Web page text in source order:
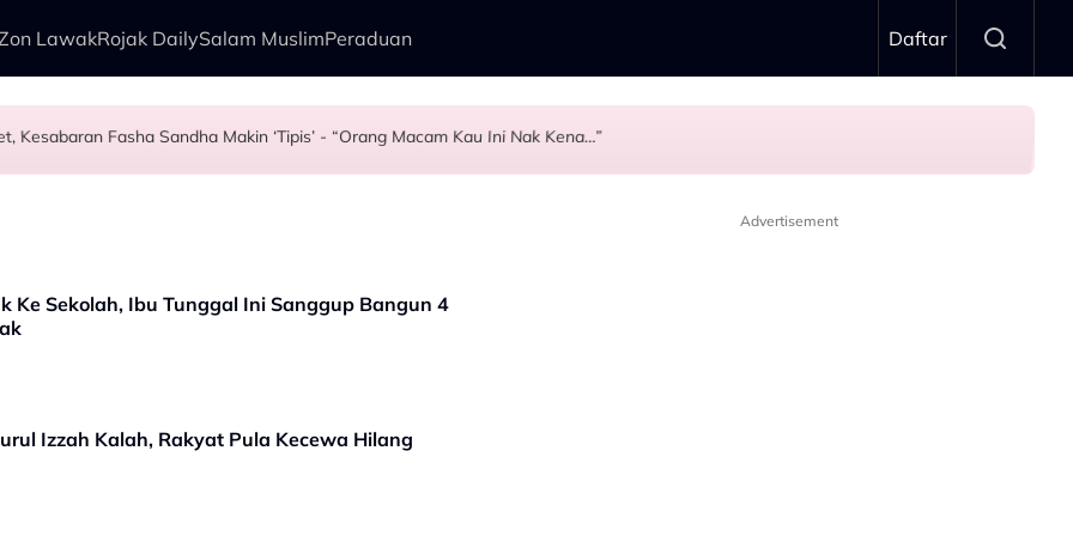
LawakRojak DailySalam MuslimPeraduan Daftar
Buli - "Jangan Bagi Orang Pijak Kau"
Kesabaran Fasha Sandha Makin ‘Tipis’ - “Orang Macam Kau Ini Nak Kena…”
Petir - “Saya Ingat Sudah Mati”
Dambaan Syurga 2026’ - “Kita Tahu Permasalah Banyak Berkaitan Emosi…”
Ke Sekolah, Ibu Tunggal Ini Sanggup Bangun 4
Izzah Kalah, Rakyat Pula Kecewa Hilang
Advertisement